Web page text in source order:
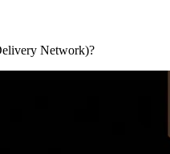
Network)?